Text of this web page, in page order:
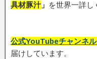
具材豚汁」 を世界一詳し
公式YouTubeチャンネル
届けしています。